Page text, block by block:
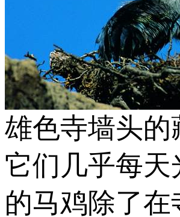
雄色寺墙头的
它们几乎每
的马鸡除了